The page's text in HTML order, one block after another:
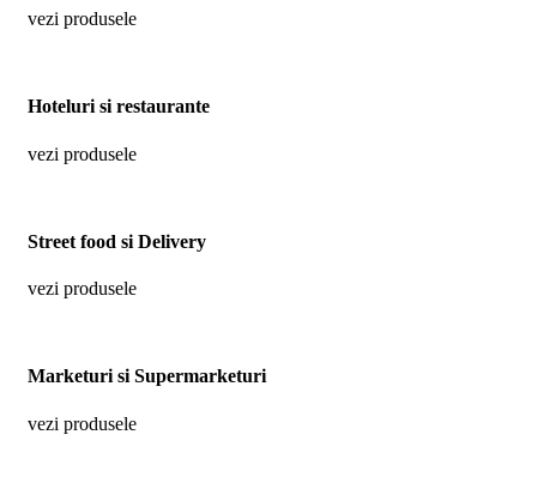
vezi produsele
Hoteluri si restaurante
vezi produsele
Street food si Delivery
vezi produsele
Marketuri si Supermarketuri
vezi produsele